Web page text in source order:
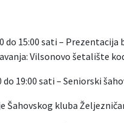
do 15:00 sati –
Vilsonovo šetalište
do 19:00 sati – Seniorski
Šahovskog kluba